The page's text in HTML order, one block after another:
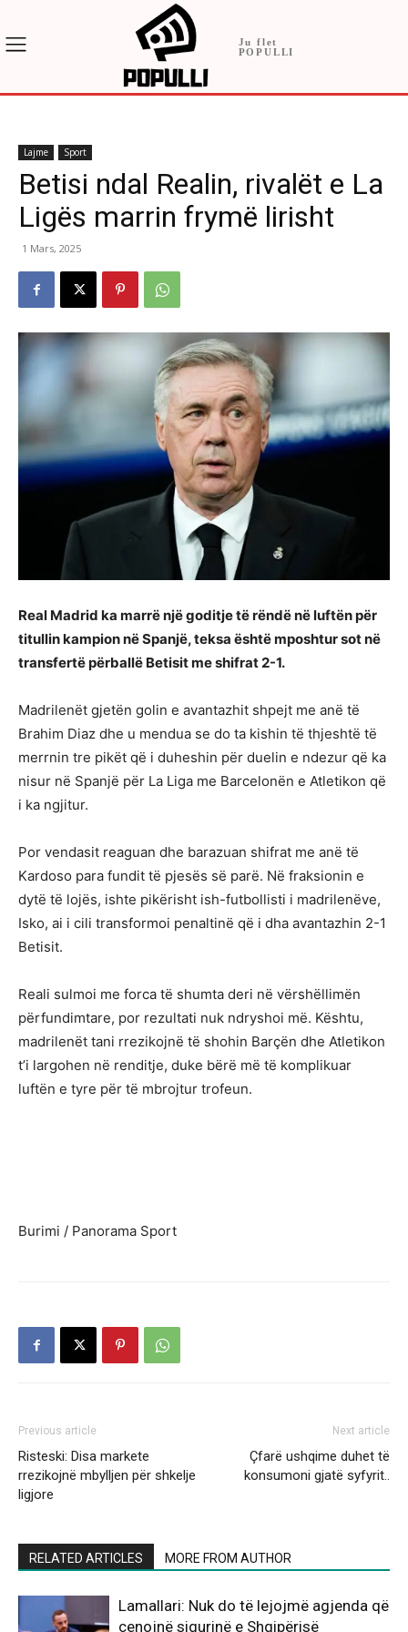
Ju flet
POPULLI
Lajme Sport
Betisi ndal Realin, rivalët e La
Ligës marrin frymë lirisht
1 Mars, 2025
Real Madrid ka marrë një goditje të rëndë në luftën për
titullin kampion në Spanjë, teksa është mposhtur sot në
transfertë përballë Betisit me shifrat 2-1.
Madrilenët gjetën golin e avantazhit shpejt me anë të
Brahim Diaz dhe u mendua se do ta kishin të thjeshtë të
merrnin tre pikët që i duheshin për duelin e ndezur që ka
nisur në Spanjë për La Liga me Barcelonën e Atletikon që
i ka ngjitur.
Por vendasit reaguan dhe barazuan shifrat me anë të
Kardoso para fundit të pjesës së parë. Në fraksionin e
dytë të lojës, ishte pikërisht ish-futbollisti i madrilenëve,
Isko, ai i cili transformoi penaltinë që i dha avantazhin 2-1
Betisit.
Reali sulmoi me forca të shumta deri në vërshëllimën
përfundimtare, por rezultati nuk ndryshoi më. Kështu,
madrilenët tani rrezikojnë të shohin Barçën dhe Atletikon
t’i largohen në renditje, duke bërë më të komplikuar
luftën e tyre për të mbrojtur trofeun.
Burimi / Panorama Sport
Previous article
Risteski: Disa markete
rrezikojnë mbylljen për shkelje
ligjore
Next article
Çfarë ushqime duhet të
konsumoni gjatë syfyrit..
RELATED ARTICLES MORE FROM AUTHOR
Lamallari: Nuk do të lejojmë agjenda që
cenojnë sigurinë e Shqipërisë